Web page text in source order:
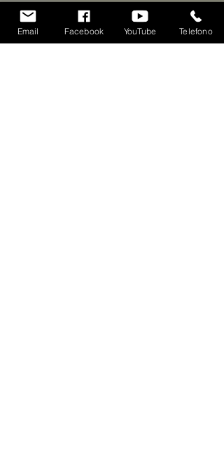
Il Sanshin no Kata (三心の型)
Email Facebook YouTube Telefono